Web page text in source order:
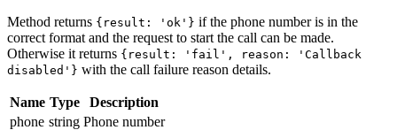
Method returns {result: 'ok'} if the phone number is in the
correct format and the request to start the call can be made.
Otherwise it returns {result: 'fail', reason: 'Callback
disabled'} with the call failure reason details.
Name Type
Description
phone string Phone number